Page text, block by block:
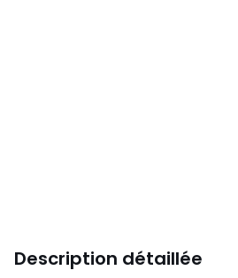
Description détaillée